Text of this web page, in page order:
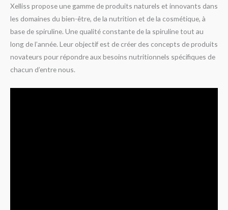
Xelliss propose une gamme de produits naturels et innovants dans
les domaines du bien-être, de la nutrition et de la cosmétique, à
base de spiruline. Une qualité constante de la spiruline tout au
long de l’année. Leur objectif est de créer des concepts de produits
novateurs pour répondre aux besoins nutritionnels spécifiques de
chacun d’entre nous.